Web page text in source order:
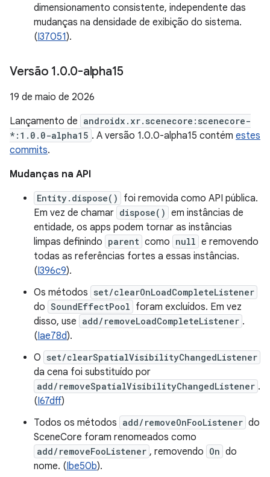
dimensionamento consistente, independente das
mudanças na densidade de exibição do sistema.
(I37051).
Versão 1.0.0-alpha15
19 de maio de 2026
Lançamento de androidx.xr.scenecore:scenecore-
*:1.0.0-alpha15 . A versão 1.0.0-alpha15 contém estes
commits.
Mudanças na API
Entity.dispose()
foi removida como API pública.
Em vez de chamar dispose() em instâncias de
entidade, os apps podem tornar as instâncias
limpas definindo parent como null e removendo
todas as referências fortes a essas instâncias.
(I396c9).
Os métodos set/clearOnLoadCompleteListener
do SoundEffectPool foram excluídos. Em vez
disso, use add/removeLoadCompleteListener .
(Iae78d).
O set/clearSpatialVisibilityChangedListener
da cena foi substituído por
add/removeSpatialVisibilityChangedListener .
(I67dff)
Todos os métodos add/removeOnFooListener do
SceneCore foram renomeados como
add/removeFooListener , removendo On do
nome. (Ibe50b).